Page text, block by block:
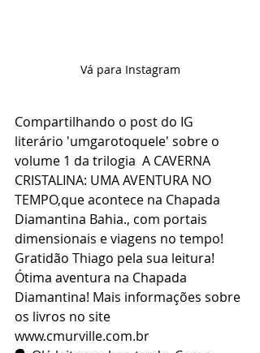
Vá para Instagram
Compartilhando o post do IG
literário 'umgarotoquele' sobre o
volume 1 da trilogia  A CAVERNA
CRISTALINA: UMA AVENTURA NO
TEMPO,que acontece na Chapada
Diamantina Bahia., com portais
dimensionais e viagens no tempo!
Gratidão Thiago pela sua leitura!
Ótima aventura na Chapada
Diamantina! Mais informações sobre
os livros no site
www.cmurville.com.br